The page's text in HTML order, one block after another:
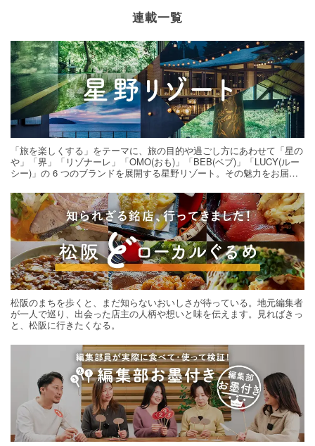
連載一覧
「旅を楽しくする」をテーマに、旅の目的や過ごし方にあわせて「星の
や」「界」「リゾナーレ」「OMO(おも)」「BEB(ベブ)」「LUCY(ルー
シー)」の 6 つのブランドを展開する星野リゾート。その魅力をお届け
松阪のまちを歩くと、まだ知らないおいしさが待っている。地元編集者
が一人で巡り、出会った店主の人柄や想いと味を伝えます。見ればきっ
と、松阪に行きたくなる。